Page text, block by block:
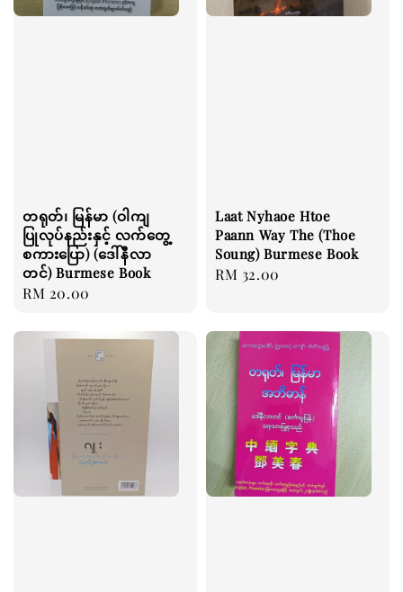
တရုတ်၊ မြန်မာ (ဝါကျ
ပြုလုပ်နည်းနှင့် လက်တွေ့
စကားပြော) (ဒေါ်နီလာ
တင်) Burmese Book
Regular
RM 20.00
Laat Nyhaoe Htoe
Paann Way The (Thoe
Soung) Burmese Book
Regular
RM 32.00